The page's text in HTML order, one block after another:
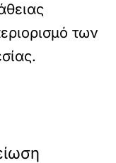
των